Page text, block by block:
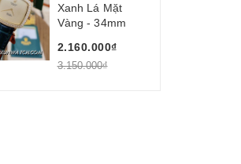
Xanh Lá Mặt
Vàng - 34mm
2.160.000₫
3.150.000₫